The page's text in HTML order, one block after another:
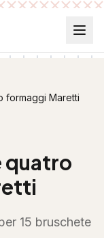
formaggi Maretti
quatro
15 bruschete